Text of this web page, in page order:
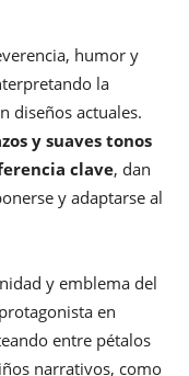
humor y
la
diseños actuales.
y suaves tonos
clave, dan
y adaptarse al
y emblema del
en
entre pétalos
narrativos, como